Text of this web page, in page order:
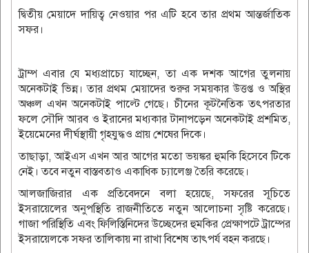
দ্বিতীয় মেয়াদে দায়িত্ব নেওয়ার পর এটি হবে তার প্রথম আন্তর্জাতিক
সফর।
ট্রাম্প এবার যে মধ্যপ্রাচ্যে যাচ্ছেন, তা এক দশক আগের তুলনায়
অনেকটাই ভিন্ন। তার প্রথম মেয়াদের শুরুর সময়কার উত্তপ্ত ও অস্থির
অঞ্চল এখন অনেকটাই পাল্টে গেছে। চীনের কূটনৈতিক তৎপরতার
ফলে সৌদি আরব ও ইরানের মধ্যকার টানাপড়েন অনেকটাই প্রশমিত,
ইয়েমেনের দীর্ঘস্থায়ী গৃহযুদ্ধও প্রায় শেষের দিকে।
তাছাড়া, আইএস এখন আর আগের মতো ভয়ঙ্কর হুমকি হিসেবে টিকে
নেই। তবে নতুন বাস্তবতাও একাধিক চ্যালেঞ্জ তৈরি করেছে।
আলজাজিরার এক প্রতিবেদনে বলা হয়েছে, সফরের সূচিতে
ইসরায়েলের অনুপস্থিতি রাজনীতিতে নতুন আলোচনা সৃষ্টি করেছে।
গাজা পরিস্থিতি এবং ফিলিস্তিনিদের উচ্ছেদের হুমকির প্রেক্ষাপটে ট্রাম্পের
ইসরায়েলকে সফর তালিকায় না রাখা বিশেষ তাৎপর্য বহন করছে।